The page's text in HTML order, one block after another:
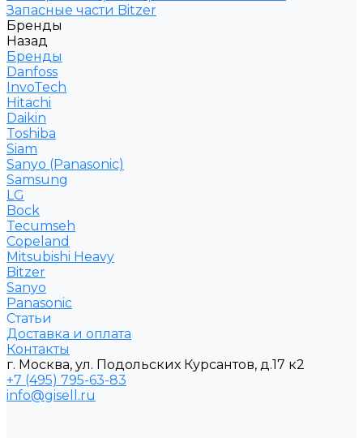
Запасные части Bitzer
Бренды
Назад
Бренды
Danfoss
InvoTech
Hitachi
Daikin
Toshiba
Siam
Sanyo (Panasonic)
Samsung
LG
Bock
Tecumseh
Copeland
Mitsubishi Heavy
Bitzer
Sanyo
Рanasonic
Статьи
Доставка и оплата
Контакты
г. Москва, ул. Подольских Курсантов, д.17 к2
+7 (495) 795-63-83
info@gisell.ru